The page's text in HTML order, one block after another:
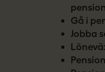
pension
Gå i
Jobba